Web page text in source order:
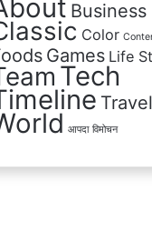
Business
Color
Games Life
Tech
Travel
आपदा विमोचन